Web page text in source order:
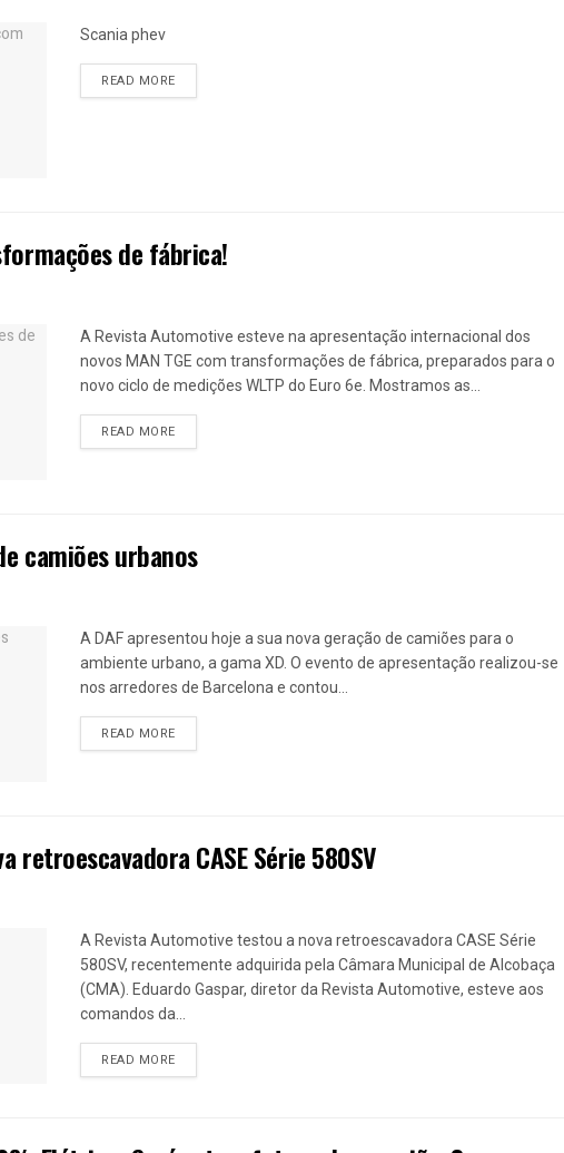
Scania phev
READ MOREDETAILS
de fábrica!
A Revista Automotive esteve na apresentação internacional dos
novos MAN TGE com transformações de fábrica, preparados para o
novo ciclo de medições WLTP do Euro 6e. Mostramos as...
READ MOREDETAILS
camiões urbanos
A DAF apresentou hoje a sua nova geração de camiões para o
ambiente urbano, a gama XD. O evento de apresentação realizou-se
nos arredores de Barcelona e contou...
READ MOREDETAILS
CASE Série 580SV
A Revista Automotive testou a nova retroescavadora CASE Série
580SV, recentemente adquirida pela Câmara Municipal de Alcobaça
(CMA). Eduardo Gaspar, diretor da Revista Automotive, esteve aos
comandos da...
READ MOREDETAILS